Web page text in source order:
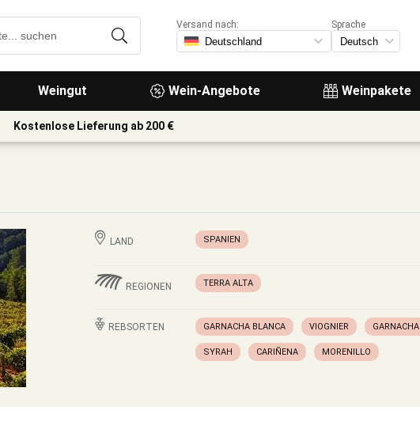
Weingut Wein-Angebote Weinpakete
Versand nach:
Sprache
Kostenlose Lieferung ab 200 €
LAND SPANIEN
REGIONEN TERRA ALTA
REBSORTEN GARNACHA BLANCA VIOGNIER GARNACHA
SYRAH CARIÑENA MORENILLO